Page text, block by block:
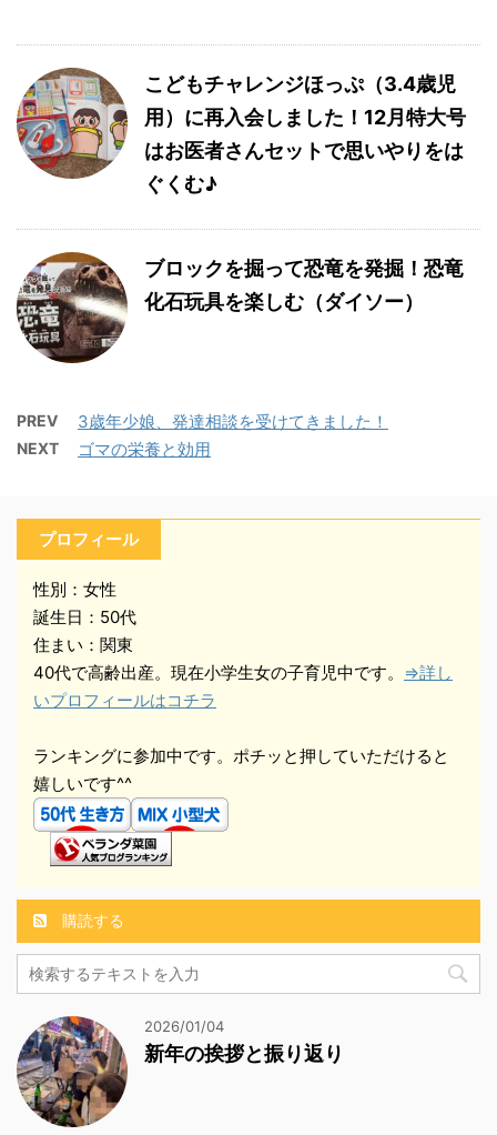
こどもチャレンジほっぷ（3.4歳児
用）に再入会しました！12月特大号
はお医者さんセットで思いやりをは
ぐくむ♪
ブロックを掘って恐竜を発掘！恐竜
化石玩具を楽しむ（ダイソー）
PREV 3歳年少娘、発達相談を受けてきました！
NEXT ゴマの栄養と効用
プロフィール
性別：女性
誕生日：50代
住まい：関東
40代で高齢出産。現在小学生女の子育児中です。 ⇒詳し
いプロフィールはコチラ
ランキングに参加中です。ポチッと押していただけると
嬉しいです^^
購読する
2026/01/04
新年の挨拶と振り返り